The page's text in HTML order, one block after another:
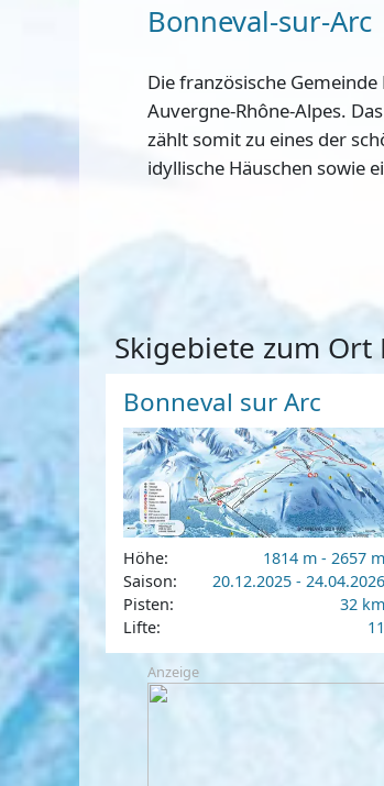
Bonneval-sur-Arc
Die französische
Auvergne-Rhône-Alpes.
zählt somit zu eines der
idyllische Häuschen sowie
Skigebiete zum Ort
Bonneval sur Arc
Höhe:
1814 m - 2657 m
Saison:
20.12.2025 - 24.04.2026
Pisten:
32 km
Lifte:
11
Anzeige